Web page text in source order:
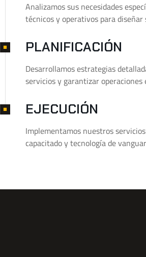
Analizamos sus necesidades
técnicos y operativos para diseñar
PLANIFICACIÓN
Desarrollamos estrategias
servicios y garantizar operaciones
EJECUCIÓN
Implementamos nuestros
capacitado y tecnología de